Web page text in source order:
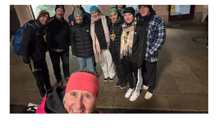
Salaten, Obst und Gemüse. Beim Schrottwichteln
wurde viel gelacht – und das Highlight